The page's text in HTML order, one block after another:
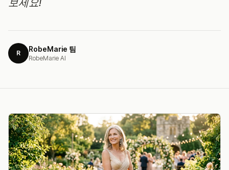
보세요!
R RobeMarie 팀
RobeMarie AI